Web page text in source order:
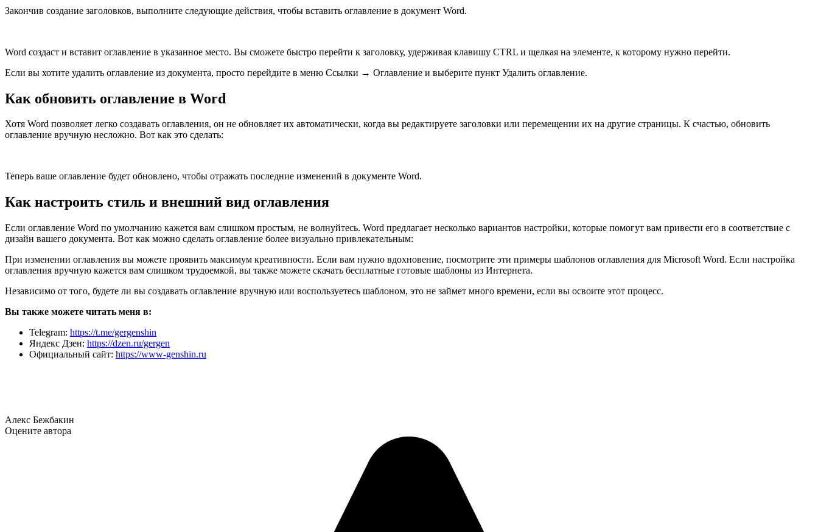
Закончив создание заголовков, выполните следующие действия, чтобы вставить оглавление в документ Word.
Word создаст и вставит оглавление в указанное место. Вы сможете быстро перейти к заголовку, удерживая клавишу CTRL и щелкая на элементе, к которому нужно перейти.
Если вы хотите удалить оглавление из документа, просто перейдите в меню Ссылки → Оглавление и выберите пункт Удалить оглавление.
Как обновить оглавление в Word
Хотя Word позволяет легко создавать оглавления, он не обновляет их автоматически, когда вы редактируете заголовки или перемещении их на другие страницы. К счастью, обновить
оглавление вручную несложно. Вот как это сделать:
Теперь ваше оглавление будет обновлено, чтобы отражать последние изменений в документе Word.
Как настроить стиль и внешний вид оглавления
Если оглавление Word по умолчанию кажется вам слишком простым, не волнуйтесь. Word предлагает несколько вариантов настройки, которые помогут вам привести его в соответствие с
дизайн вашего документа. Вот как можно сделать оглавление более визуально привлекательным:
При изменении оглавления вы можете проявить максимум креативности. Если вам нужно вдохновение, посмотрите эти примеры шаблонов оглавления для Microsoft Word. Если настройка
оглавления вручную кажется вам слишком трудоемкой, вы также можете скачать бесплатные готовые шаблоны из Интернета.
Независимо от того, будете ли вы создавать оглавление вручную или воспользуетесь шаблоном, это не займет много времени, если вы освоите этот процесс.
Вы также можете читать меня в:
Telegram: https://t.me/gergenshin
Яндекс Дзен: https://dzen.ru/gergen
Официальный сайт: https://www-genshin.ru
Алекс Бежбакин
Оцените автора